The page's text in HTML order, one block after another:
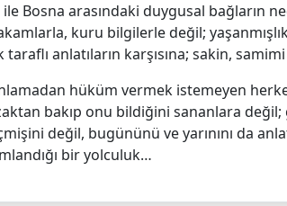
ile Bosna arasındaki duygusal bağların
kuru bilgilerle değil;
anlatıların karşısına; sakin,
hüküm vermek istemeyen
bakıp onu bildiğini sananlara
değil, bugününü ve yarınını da
bir yolculuk…